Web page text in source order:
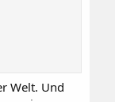
Welt. Und